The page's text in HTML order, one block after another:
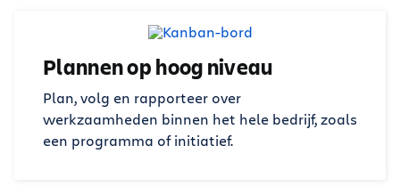
Plannen op hoog niveau
Plan, volg en rapporteer over
werkzaamheden binnen het hele bedrijf, zoals
een programma of initiatief.